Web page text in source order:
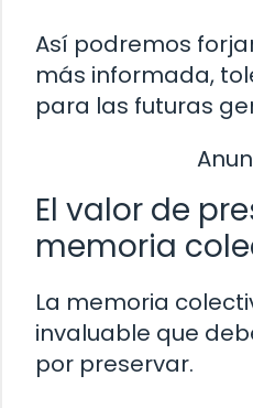
Así podremos
más informada,
para las futuras
El valor de
memoria
La memoria
invaluable que
por preservar.